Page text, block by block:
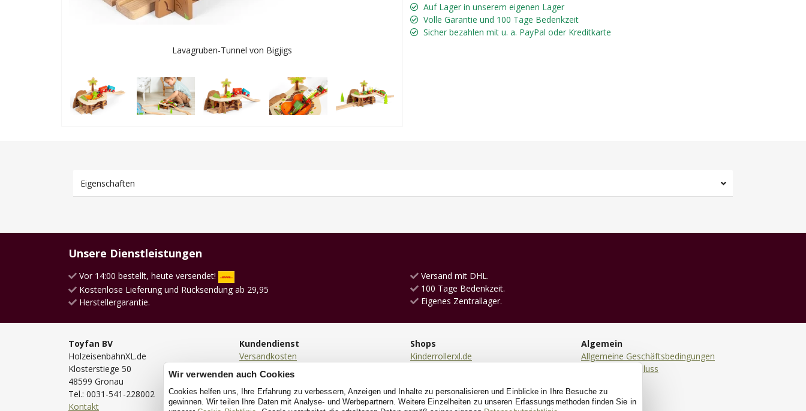
Lavagruben-Tunnel von Bigjigs
Auf Lager in unserem eigenen Lager
Volle Garantie und 100 Tage Bedenkzeit
Sicher bezahlen mit u. a. PayPal oder Kreditkarte
Eigenschaften
Unsere Dienstleistungen
Vor 14:00 bestellt, heute versendet!
Kostenlose Lieferung und Rücksendung ab 29,95
Herstellergarantie.
Versand mit DHL.
100 Tage Bedenkzeit.
Eigenes Zentrallager.
Toyfan BV
HolzeisenbahnXL.de
Klosterstiege 50
48599 Gronau
Tel.: 0031-541-228002
Kontakt
Kundendienst
Versandkosten
Lieferung
Bestellen
Bezahlung
Rücksendung
Shops
Kinderrollerxl.de
SchaukelpferdXL.de
KinderkücheXL.de
Algemein
Allgemeine Geschäftsbedingungen
Haftungsausschluss
Cookies
Wir verwenden auch Cookies
Cookies helfen uns, Ihre Erfahrung zu verbessern, Anzeigen und Inhalte zu personalisieren und Einblicke in Ihre Besuche zu
gewinnen. Wir teilen Ihre Daten mit Analyse- und Werbepartnern. Weitere Einzelheiten zu unseren Erfassungsmethoden finden Sie in